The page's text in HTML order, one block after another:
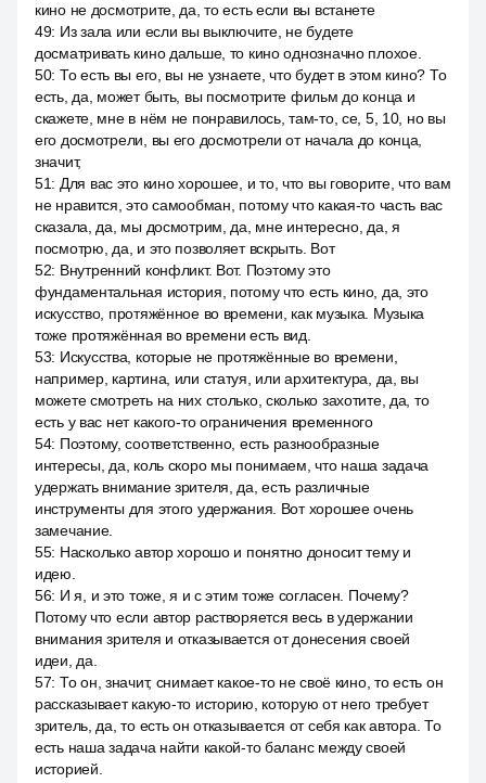
кино не досмотрите, да, то есть если вы встанете
49: Из зала или если вы выключите, не будете
досматривать кино дальше, то кино однозначно плохое.
50: То есть вы его, вы не узнаете, что будет в этом кино? То
есть, да, может быть, вы посмотрите фильм до конца и
скажете, мне в нём не понравилось, там-то, се, 5, 10, но вы
его досмотрели, вы его досмотрели от начала до конца,
значит,
51: Для вас это кино хорошее, и то, что вы говорите, что вам
не нравится, это самообман, потому что какая-то часть вас
сказала, да, мы досмотрим, да, мне интересно, да, я
посмотрю, да, и это позволяет вскрыть. Вот
52: Внутренний конфликт. Вот. Поэтому это
фундаментальная история, потому что есть кино, да, это
искусство, протяжённое во времени, как музыка. Музыка
тоже протяжённая во времени есть вид.
53: Искусства, которые не протяжённые во времени,
например, картина, или статуя, или архитектура, да, вы
можете смотреть на них столько, сколько захотите, да, то
есть у вас нет какого-то ограничения временного
54: Поэтому, соответственно, есть разнообразные
интересы, да, коль скоро мы понимаем, что наша задача
удержать внимание зрителя, да, есть различные
инструменты для этого удержания. Вот хорошее очень
замечание.
55: Насколько автор хорошо и понятно доносит тему и
идею.
56: И я, и это тоже, я и с этим тоже согласен. Почему?
Потому что если автор растворяется весь в удержании
внимания зрителя и отказывается от донесения своей
идеи, да.
57: То он, значит, снимает какое-то не своё кино, то есть он
рассказывает какую-то историю, которую от него требует
зритель, да, то есть он отказывается от себя как автора. То
есть наша задача найти какой-то баланс между своей
историей.